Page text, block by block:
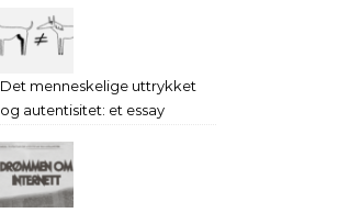
Det menneskelige uttrykket
og autentisitet: et essay